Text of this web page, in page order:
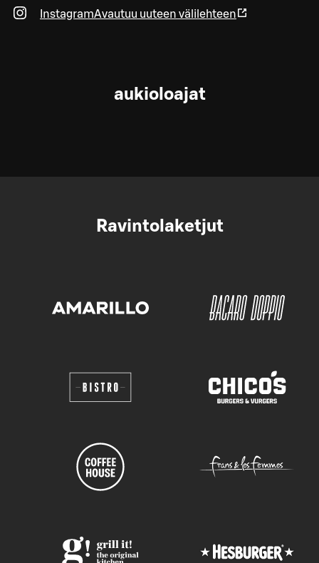
InstagramAvautuu uuteen välilehteen
aukioloajat
Ravintolaketjut